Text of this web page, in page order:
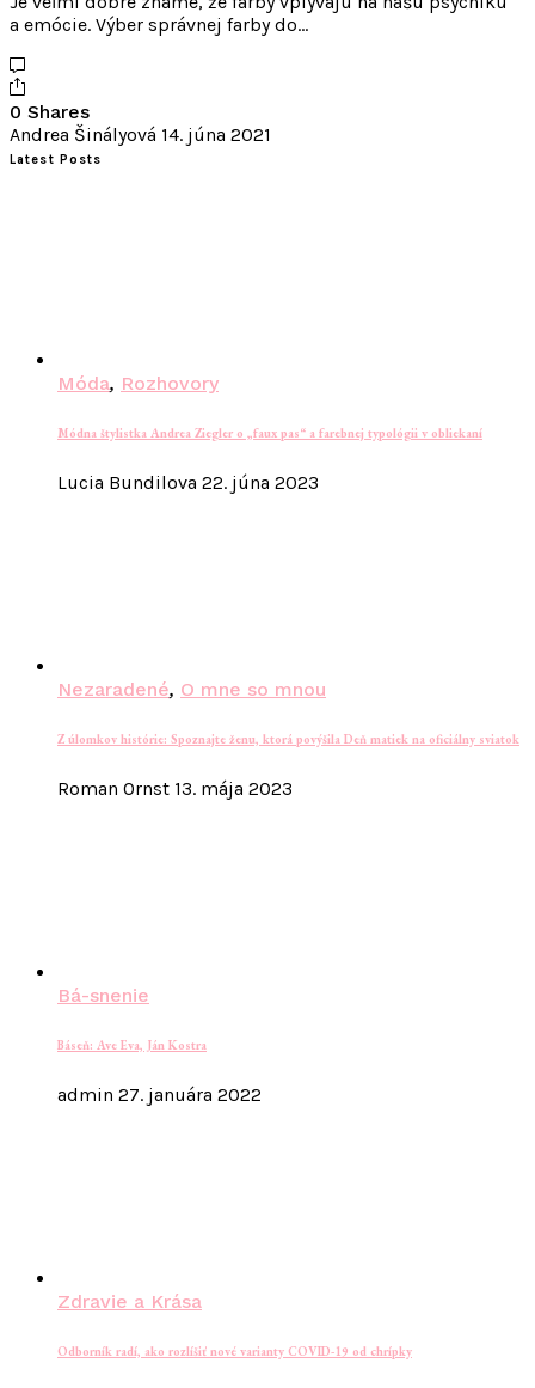
a emócie. Výber správnej farby do…
0 Shares
Andrea Šinályová 14. júna 2021
Latest Posts
Móda, Rozhovory
Módna štylistka Andrea Ziegler o „faux pas“ a farebnej typológii v obliekaní
Lucia Bundilova 22. júna 2023
Nezaradené, O mne so mnou
Z úlomkov histórie: Spoznajte ženu, ktorá povýšila Deň matiek na oficiálny sviatok
Roman Ornst 13. mája 2023
Bá-snenie
Báseň: Ave Eva, Ján Kostra
admin 27. januára 2022
Zdravie a Krása
Odborník radí, ako rozlíšiť nové varianty COVID-19 od chrípky